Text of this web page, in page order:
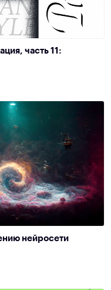
часть 11:
нейросети